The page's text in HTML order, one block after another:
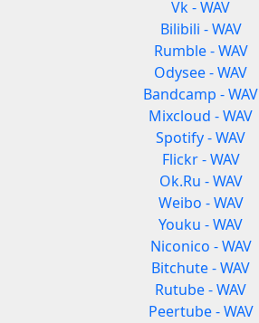
Vk - WAV
Bilibili - WAV
Rumble - WAV
Odysee - WAV
Bandcamp - WAV
Mixcloud - WAV
Spotify - WAV
Flickr - WAV
Ok.Ru - WAV
Weibo - WAV
Youku - WAV
Niconico - WAV
Bitchute - WAV
Rutube - WAV
Peertube - WAV